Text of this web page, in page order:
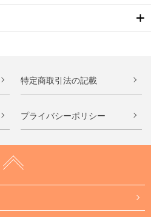
特定商取引法の記載
プライバシーポリシー